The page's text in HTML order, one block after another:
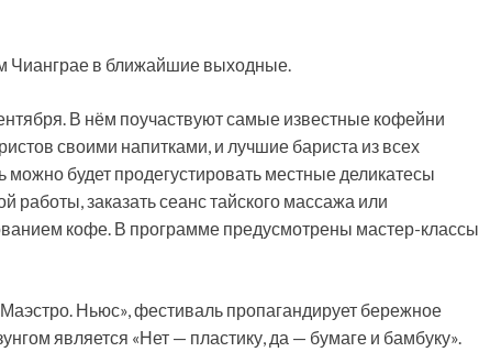
Чианграе в ближайшие выходные.
В нём поучаствуют самые известные кофейни
своими напитками, и лучшие бариста из всех
можно будет продегустировать местные деликатесы
работы, заказать сеанс тайского массажа или
кофе. В программе предусмотрены мастер-классы
Ньюс», фестиваль пропагандирует бережное
является «Нет — пластику, да — бумаге и бамбуку».